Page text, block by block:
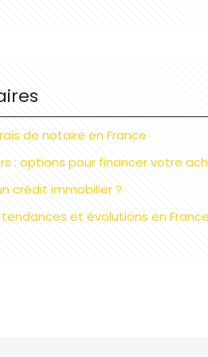
de notaire en France
: options pour financer votre
crédit immobilier ?
et évolutions en France